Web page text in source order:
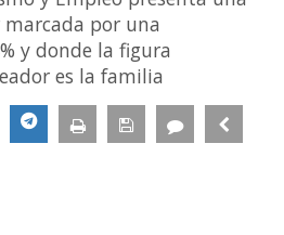
por una
y donde la figura
es la familia